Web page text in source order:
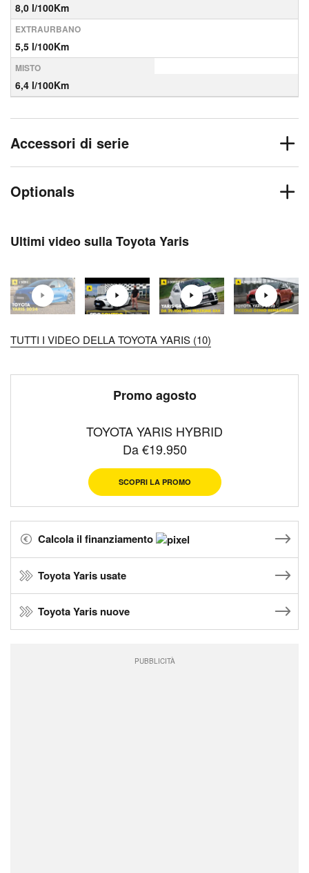
8,0 l/100Km
EXTRAURBANO
5,5 l/100Km
MISTO
6,4 l/100Km
Accessori di serie
Optionals
Ultimi video sulla Toyota Yaris
TUTTI I VIDEO DELLA TOYOTA YARIS (10)
Promo agosto
TOYOTA YARIS HYBRID
Da €19.950
SCOPRI LA PROMO
Calcola il finanziamento
Toyota Yaris usate
Toyota Yaris nuove
PUBBLICITÀ